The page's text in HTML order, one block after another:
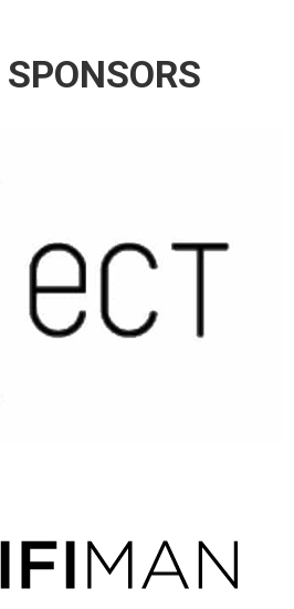
SPONSORS